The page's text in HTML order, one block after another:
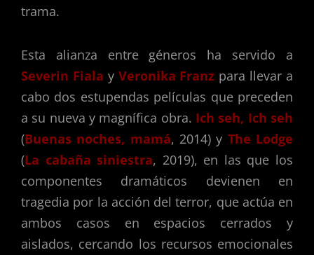
trama.
Esta alianza entre géneros ha servido a
Severin Fiala y Veronika Franz para llevar a
cabo dos estupendas películas que preceden
a su nueva y magnífica obra. Ich seh, Ich seh
(Buenas noches, mamá, 2014) y The Lodge
(La cabaña siniestra, 2019), en las que los
componentes dramáticos devienen en
tragedia por la acción del terror, que actúa en
ambos casos en espacios cerrados y
aislados, cercando los recursos emocionales